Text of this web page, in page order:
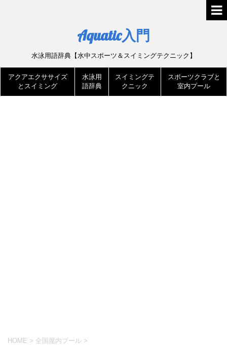
Aquatic入門
水泳用語辞典【水中スポーツ＆スイミングテクニック】
アクアエクササイズ
とスイミング
水泳用
語辞典
スイミングテ
クニック
スポーツクラブと
室内プール
HOME > 全国屋内プール >